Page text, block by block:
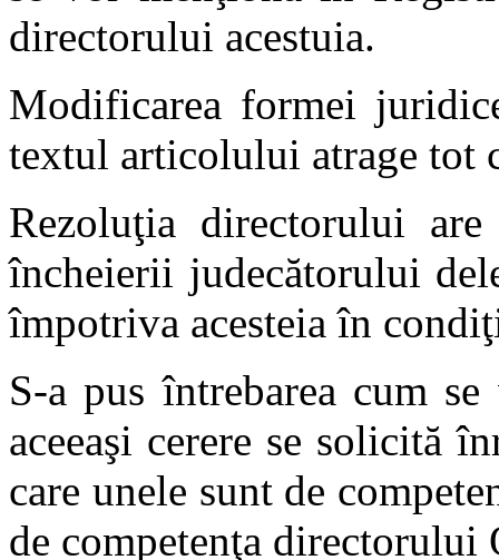
directorului acestuia.
Modificarea formei
textul articolului atrage tot
Rezoluţia directorului
încheierii judecătorului
împotriva acesteia în
S-a pus întrebarea cum
aceeaşi cerere se solicită
care unele sunt de
de competenţa